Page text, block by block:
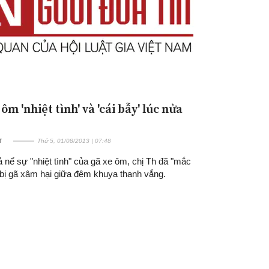
'nhiệt tình' và 'cái bẫy' lúc nửa
Thứ 5, 01/08/2013 | 07:48
nể sự "nhiệt tình" của gã xe ôm, chị Th đã "mắc
gã xâm hại giữa đêm khuya thanh vắng.